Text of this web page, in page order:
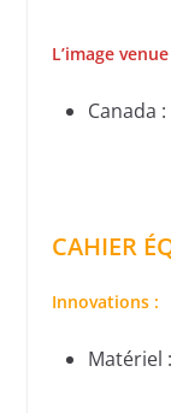
L’image
Canada
CAHIER
Innovations :
Matériel